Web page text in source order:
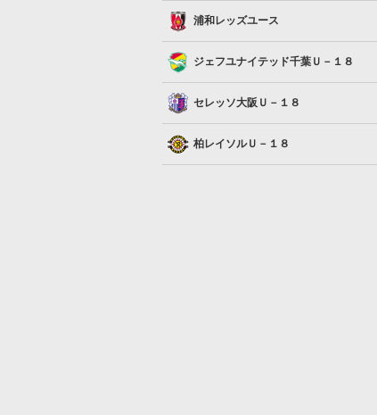
浦和レッズユース
浦和レッズユース
ジェフユナイテッド千葉Ｕ－１８
ジェフユナイテッド千葉Ｕ－１８
セレッソ大阪Ｕ－１８
セレッソ大阪Ｕ－１８
柏レイソルＵ－１８
柏レイソルＵ－１８